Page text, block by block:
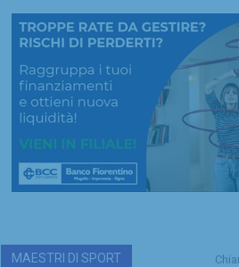
MAESTRI DI SPORT